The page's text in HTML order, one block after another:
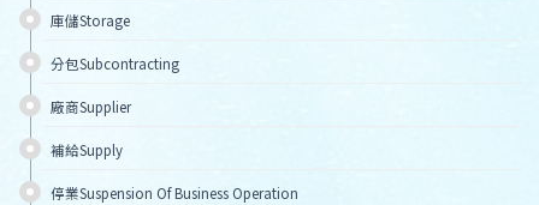
庫儲Storage
分包Subcontracting
廠商Supplier
補給Supply
停業Suspension Of Business Operation